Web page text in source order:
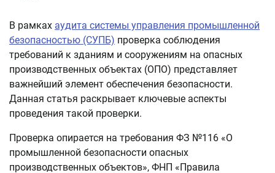
В рамках аудита системы управления промышленной
безопасностью (СУПБ) проверка соблюдения
требований к зданиям и сооружениям на опасных
производственных объектах (ОПО) представляет
важнейший элемент обеспечения безопасности.
Данная статья раскрывает ключевые аспекты
проведения такой проверки.
Проверка опирается на требования ФЗ №116 «О
промышленной безопасности опасных
производственных объектов», ФНП «Правила